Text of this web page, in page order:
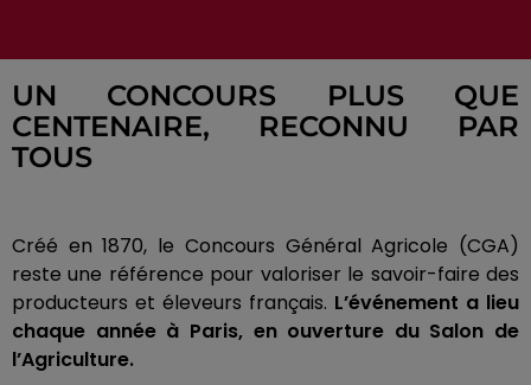
UN CONCOURS PLUS QUE
CENTENAIRE, RECONNU PAR
TOUS
Créé en 1870, le Concours Général Agricole (CGA)
reste une référence pour valoriser le savoir-faire des
producteurs et éleveurs français. L’événement a lieu
chaque année à Paris, en ouverture du Salon de
l’Agriculture.